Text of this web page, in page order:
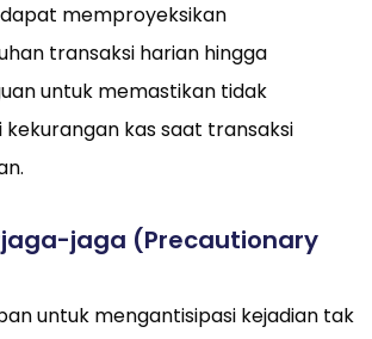
memproyeksikan
transaksi harian hingga
untuk memastikan tidak
kekurangan kas saat transaksi
jaga (Precautionary
untuk mengantisipasi kejadian tak